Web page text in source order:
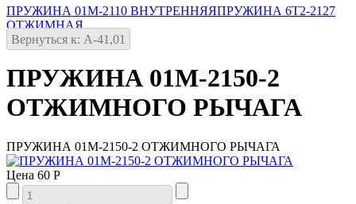
ПРУЖИНА 01М-2110 ВНУТРЕННЯЯПРУЖИНА 6Т2-2127
ОТЖИМНАЯ
Вернуться к: А-41,01
ПРУЖИНА 01М-2150-2
ОТЖИМНОГО РЫЧАГА
ПРУЖИНА 01М-2150-2 ОТЖИМНОГО РЫЧАГА
Цена 60 Р